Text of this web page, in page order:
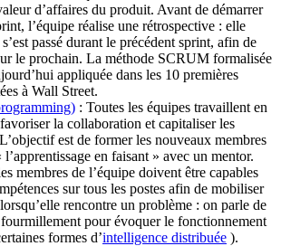
d’affaires du produit. Avant de démarrer
l’équipe réalise une rétrospective : elle
passé durant le précédent sprint, afin de
le prochain. La méthode SCRUM formalisée
appliquée dans les 10 premières
à Wall Street.
: Toutes les équipes travaillent en
la collaboration et capitaliser les
est de former les nouveaux membres
en faisant » avec un mentor.
membres de l’équipe doivent être capables
sur tous les postes afin de mobiliser
rencontre un problème : on parle de
pour évoquer le fonctionnement
formes d’intelligence distribuée ).